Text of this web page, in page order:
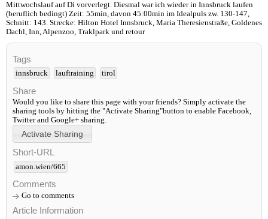
Mittwochslauf auf Di vorverlegt. Diesmal war ich wieder in Innsbruck laufen
(beruflich bedingt) Zeit: 55min, davon 45:00min im Idealpuls zw. 130-147,
Schnitt: 143. Strecke: Hilton Hotel Innsbruck, Maria Theresienstraße, Goldenes
Dachl, Inn, Alpenzoo, Traklpark und retour
Tags
innsbruck lauftraining tirol
Share
Would you like to share this page with your friends? Simply activate the
sharing tools by hitting the "Activate Sharing"button to enable Facebook,
Twitter and Google+ sharing.
Short-URL
amon.wien/665
Comments
Go to comments
Article Information